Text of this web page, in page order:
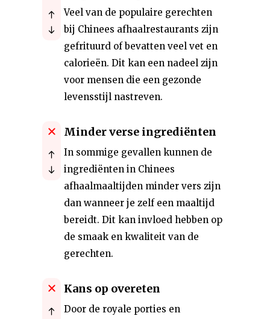
Veel van de populaire gerechten
bij Chinees afhaalrestaurants zijn
gefrituurd of bevatten veel vet en
calorieën. Dit kan een nadeel zijn
voor mensen die een gezonde
levensstijl nastreven.
Minder verse ingrediënten
In sommige gevallen kunnen de
ingrediënten in Chinees
afhaalmaaltijden minder vers zijn
dan wanneer je zelf een maaltijd
bereidt. Dit kan invloed hebben op
de smaak en kwaliteit van de
gerechten.
Kans op overeten
Door de royale porties en